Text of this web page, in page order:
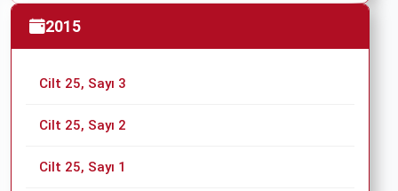
2015
Cilt 25, Sayı 3
Cilt 25, Sayı 2
Cilt 25, Sayı 1